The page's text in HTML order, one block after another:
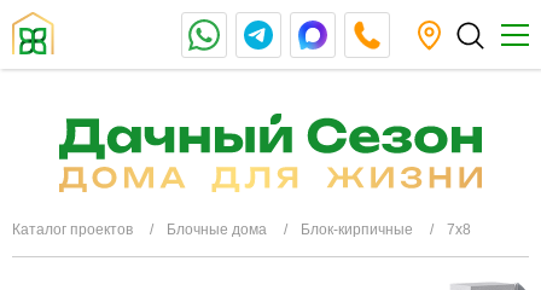
Каталог проектов Блочные дома Блок-кирпичные 7х8